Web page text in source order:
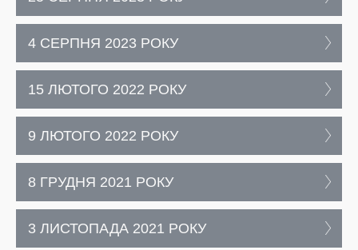
4 СЕРПНЯ 2023 РОКУ
15 ЛЮТОГО 2022 РОКУ
9 ЛЮТОГО 2022 РОКУ
8 ГРУДНЯ 2021 РОКУ
3 ЛИСТОПАДА 2021 РОКУ